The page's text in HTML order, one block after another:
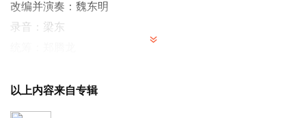
改编并演奏：魏东明
录音：梁东
以上内容来自专辑